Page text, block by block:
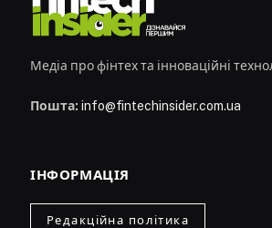
Медіа про фінтех та інноваційні
Пошта: info@fintechinsider.com.ua
ІНФОРМАЦІЯ
Редакційна політика